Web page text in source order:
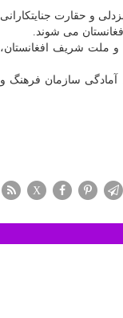
و حقارت جنایتکارانی
می شوند.
و ملت شریف افغانستان،
آمادگی سازمان فرهنگ و
X